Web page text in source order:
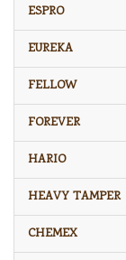
ESPRO
EUREKA
FELLOW
FOREVER
HARIO
HEAVY TAMPER
CHEMEX